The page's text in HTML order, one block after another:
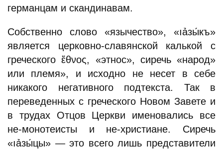
германцам и скандинавам.
Собственно слово «язычество», «ıảзы́къ»
является церковно-славянской калькой с
греческого ἔθνος, «этнос», сиречь «народ»
или племя», и исходно не несет в себе
никакого негативного подтекста. Так в
переведенных с греческого Новом Завете и
в трудах Отцов Церкви именовались все
не-монотеисты и не-христиане. Сиречь
«ıảзы́цы» — это всего лишь представители